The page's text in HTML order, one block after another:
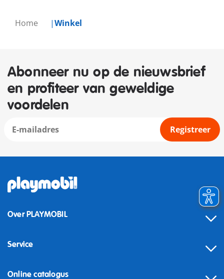
Home Winkel
Abonneer nu op de nieuwsbrief
en profiteer van geweldige
voordelen
Registreer
Over PLAYMOBIL
Service
Online catalogus